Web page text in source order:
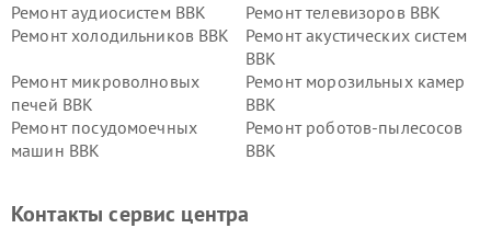
Ремонт аудиосистем BBK
Ремонт телевизоров BBK
Ремонт холодильников BBK
Ремонт акустических систем
BBK
Ремонт микроволновых
печей BBK
Ремонт морозильных камер
BBK
Ремонт посудомоечных
машин BBK
Ремонт роботов-пылесосов
BBK
Ремонт винных шкафов BBK
Контакты сервис центра